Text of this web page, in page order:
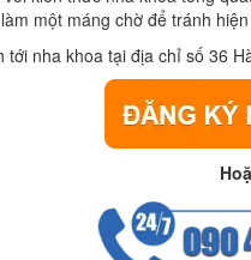
một máng chờ để tránh
nha khoa tại địa chỉ số 36